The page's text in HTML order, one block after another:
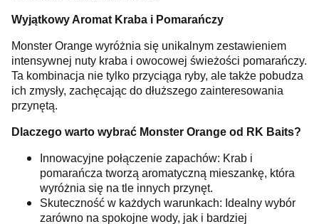
Wyjątkowy Aromat Kraba i Pomarańczy
Monster Orange wyróżnia się unikalnym zestawieniem
intensywnej nuty kraba i owocowej świeżości pomarańczy.
Ta kombinacja nie tylko przyciąga ryby, ale także pobudza
ich zmysły, zachęcając do dłuższego zainteresowania
przynętą.
Dlaczego warto wybrać Monster Orange od RK Baits?
Innowacyjne połączenie zapachów: Krab i
pomarańcza tworzą aromatyczną mieszankę, która
wyróżnia się na tle innych przynęt.
Skuteczność w każdych warunkach: Idealny wybór
zarówno na spokojne wody, jak i bardziej